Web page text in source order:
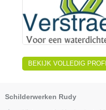
BEKIJK VOLLEDIG
Schilderwerken Rudy